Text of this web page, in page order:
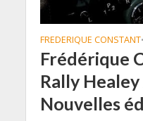
FREDERIQUE CONSTANT•
Frédérique
Rally
Nouvelles